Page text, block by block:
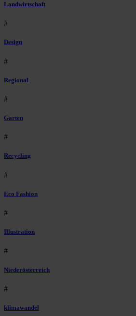
Landwirtschaft
#
Design
#
Regional
#
Garten
#
Recycling
#
Eco Fashion
#
Illustration
#
Niederösterreich
#
klimawandel